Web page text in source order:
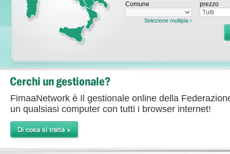
FimaaNetwork è Il gestionale online della
un qualsiasi computer con tutti i browser internet!